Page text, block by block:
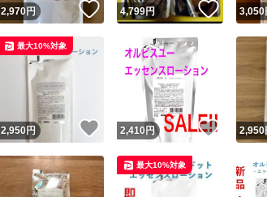
ね！
2,970円 いいね！
4,799円 いいね
3,050
ね！
2,950円 いいね！
最大10%対象
2,410円 いいね
2,950
最大10%対象